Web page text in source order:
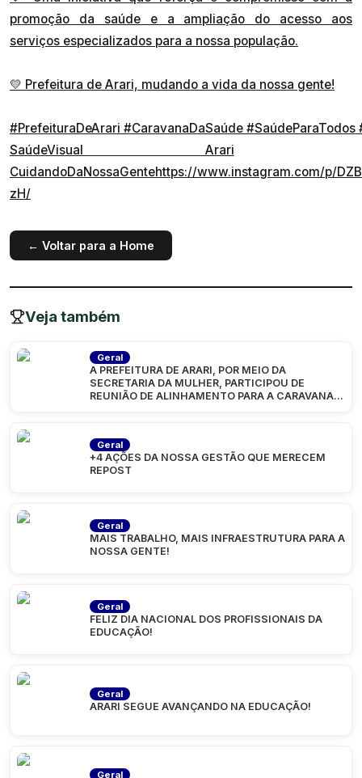
promoção da saúde e a ampliação do acesso aos
serviços especializados para a nossa população.
💛 Prefeitura de Arari, mudando a vida da nossa gente!
#PrefeituraDeArari #CaravanaDaSaúde #SaúdeParaTodos
SaúdeVisual Arari
CuidandoDaNossaGentehttps://www.instagram.com/p/
zH/
← Voltar para a Home
Veja também
Geral
A PREFEITURA DE ARARI, POR MEIO DA
SECRETARIA DA MULHER, PARTICIPOU DE
REUNIÃO DE ALINHAMENTO PARA A CARAVANA
Geral
+4 AÇÕES DA NOSSA GESTÃO QUE MERECEM
REPOST
Geral
MAIS TRABALHO, MAIS INFRAESTRUTURA PARA A
NOSSA GENTE!
Geral
FELIZ DIA NACIONAL DOS PROFISSIONAIS DA
EDUCAÇÃO!
Geral
ARARI SEGUE AVANÇANDO NA EDUCAÇÃO!
Geral